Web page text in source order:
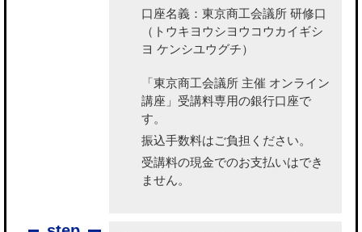
口座名義：東京商工会議所 研修口
（トウキヨウシヨウコウカイギシ
ヨ ケンシユウグチ）
「東京商工会議所 主催 オンライン
講座」受講料専用の銀行口座で
す。
振込手数料はご負担ください。
受講料の現金でのお支払いはでき
ません。